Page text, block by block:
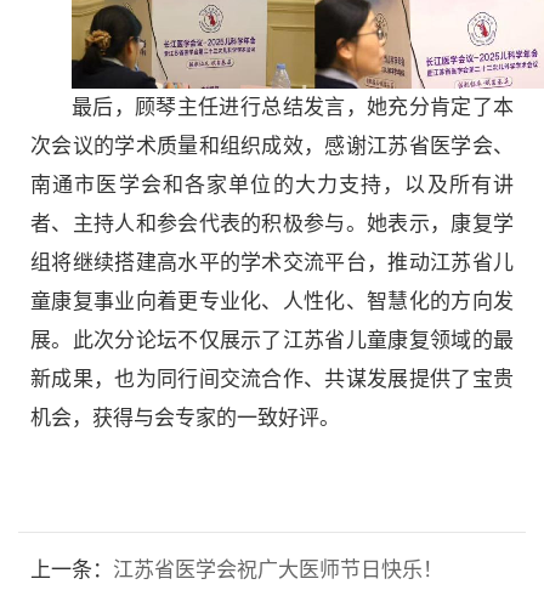
最后，顾琴主任进行总结发言，她充分肯定了本
次会议的学术质量和组织成效，感谢江苏省医学会、
南通市医学会和各家单位的大力支持，以及所有讲
者、主持人和参会代表的积极参与。她表示，康复学
组将继续搭建高水平的学术交流平台，推动江苏省儿
童康复事业向着更专业化、人性化、智慧化的方向发
展。此次分论坛不仅展示了江苏省儿童康复领域的最
新成果，也为同行间交流合作、共谋发展提供了宝贵
机会，获得与会专家的一致好评。
上一条： 江苏省医学会祝广大医师节日快乐！